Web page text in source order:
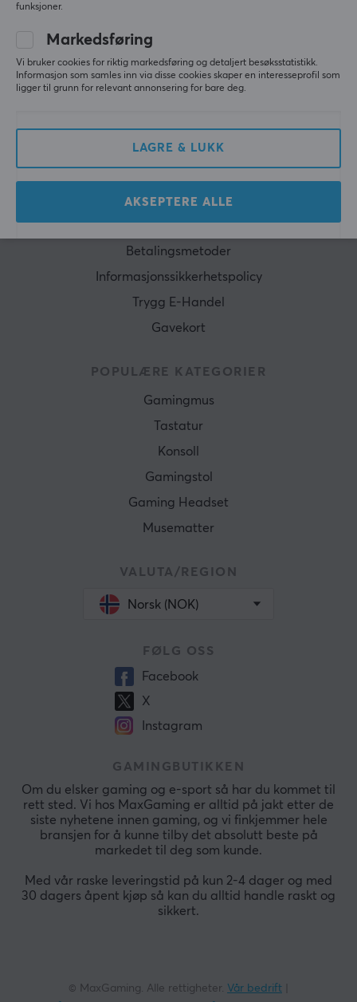
Kundeservice
Spørsmål og svar
Angre kjøp
MAXGAMING
Policy for informasjonskapsler
Om MaxGaming
Betalingsmetoder
Informasjonssikkerhetspolicy
Trygg E-Handel
Gavekort
POPULÆRE KATEGORIER
Gamingmus
Tastatur
Konsoll
Gamingstol
Gaming Headset
Musematter
VALUTA/REGION
Norsk (NOK)
FØLG OSS
Facebook
X
Instagram
GAMINGBUTIKKEN
Om du elsker gaming og e-sport så har du kommet til
rett sted. Vi hos MaxGaming er alltid på jakt etter de
siste nyhetene innen gaming, og vi finkjemmer hele
bransjen for å kunne tilby det absolutt beste på
markedet til deg som kunde.
Med vår raske leveringstid på kun 2-4 dager og med
30 dagers åpent kjøp så kan du alltid handle raskt og
sikkert.
© MaxGaming. Alle rettigheter. Vår bedrift
funksjoner.
Markedsføring
Vi bruker cookies for riktig markedsføring og detaljert besøksstatistikk.
Informasjon som samles inn via disse cookies skaper en interesseprofil som
ligger til grunn for relevant annonsering for bare deg.
LAGRE & LUKK
AKSEPTERE ALLE